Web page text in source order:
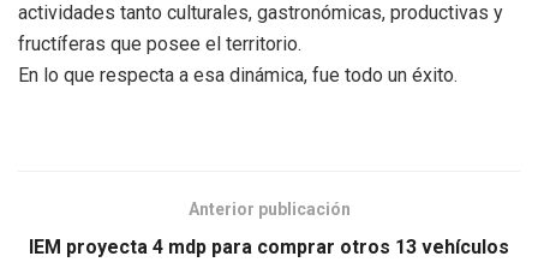
actividades tanto culturales, gastronómicas, productivas y
fructíferas que posee el territorio.
En lo que respecta a esa dinámica, fue todo un éxito.
Anterior publicación
IEM proyecta 4 mdp para comprar otros 13 vehículos